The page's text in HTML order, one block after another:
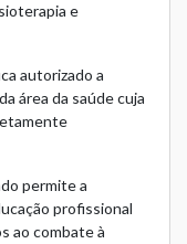
e
autorizado a
área da saúde cuja
permite a
profissional
ao combate à